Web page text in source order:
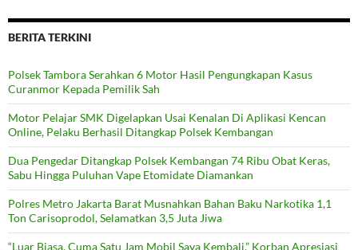
BERITA TERKINI
Polsek Tambora Serahkan 6 Motor Hasil Pengungkapan Kasus
Curanmor Kepada Pemilik Sah
Motor Pelajar SMK Digelapkan Usai Kenalan Di Aplikasi Kencan
Online, Pelaku Berhasil Ditangkap Polsek Kembangan
Dua Pengedar Ditangkap Polsek Kembangan 74 Ribu Obat Keras,
Sabu Hingga Puluhan Vape Etomidate Diamankan
Polres Metro Jakarta Barat Musnahkan Bahan Baku Narkotika 1,1
Ton Carisoprodol, Selamatkan 3,5 Juta Jiwa
“Luar Biasa, Cuma Satu Jam Mobil Saya Kembali,” Korban Apresiasi